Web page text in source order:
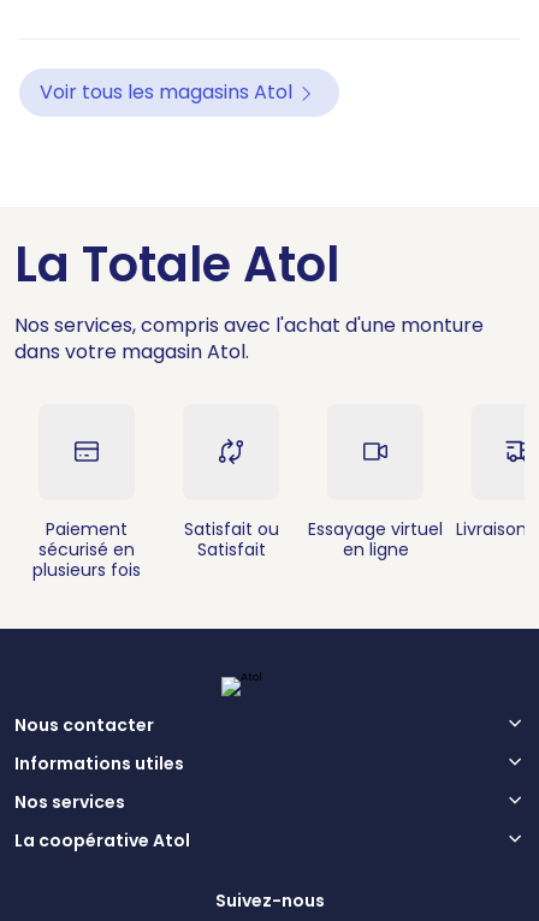
Voir tous les magasins Atol
La Totale Atol
Nos services, compris avec l'achat d'une monture
dans votre magasin Atol.
Paiement
sécurisé en
plusieurs fois
Satisfait ou
Satisfait
Essayage virtuel
en ligne
Livraison
Nous contacter
Informations utiles
Nos services
La coopérative Atol
Suivez-nous